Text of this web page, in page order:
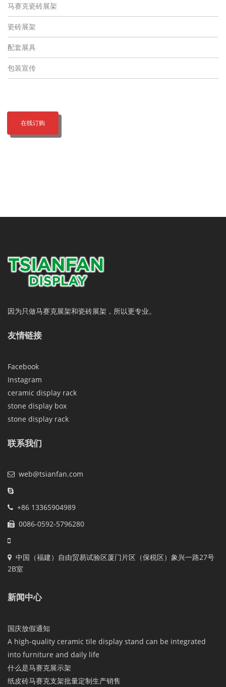
马赛克瓷砖展架
瓷砖展架
配套展具
包装宣传
在线订购
因为只做马赛克展架和瓷砖展架，所以更专业。
友情链接
Facebook
Instagram
ceramic display rack
stone display box
stone display rack
联系我们
web@tsianfan.com
+86 13365904989
0086-0592-5796280
中国（福建）自由贸易试验区厦门片区（保税区）象兴一路27号
2B室
新闻中心
国庆放假通知
A high-quality ceramic tile display stand can be integrated
into furniture and daily life
什么是马赛克展示架
纸皮砖马赛克支架批量定制生产销售